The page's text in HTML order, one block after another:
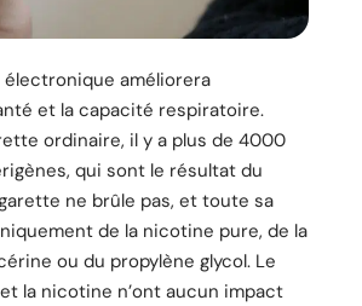
améliorera
et la capacité respiratoire.
ordinaire, il y a plus de 4000
qui sont le résultat du
ne brûle pas, et toute sa
de la nicotine pure, de la
ou du propylène glycol. Le
la nicotine n’ont aucun impact